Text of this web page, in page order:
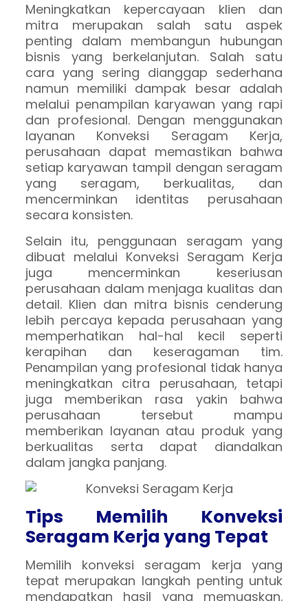
Meningkatkan kepercayaan klien dan
mitra merupakan salah satu aspek
penting dalam membangun hubungan
bisnis yang berkelanjutan. Salah satu
cara yang sering dianggap sederhana
namun memiliki dampak besar adalah
melalui penampilan karyawan yang rapi
dan profesional. Dengan menggunakan
layanan Konveksi Seragam Kerja,
perusahaan dapat memastikan bahwa
setiap karyawan tampil dengan seragam
yang seragam, berkualitas, dan
mencerminkan identitas perusahaan
secara konsisten.
Selain itu, penggunaan seragam yang
dibuat melalui Konveksi Seragam Kerja
juga mencerminkan keseriusan
perusahaan dalam menjaga kualitas dan
detail. Klien dan mitra bisnis cenderung
lebih percaya kepada perusahaan yang
memperhatikan hal-hal kecil seperti
kerapihan dan keseragaman tim.
Penampilan yang profesional tidak hanya
meningkatkan citra perusahaan, tetapi
juga memberikan rasa yakin bahwa
perusahaan tersebut mampu
memberikan layanan atau produk yang
berkualitas serta dapat diandalkan
dalam jangka panjang.
Tips Memilih Konveksi
Seragam Kerja yang Tepat
Memilih konveksi seragam kerja yang
tepat merupakan langkah penting untuk
mendapatkan hasil yang memuaskan.